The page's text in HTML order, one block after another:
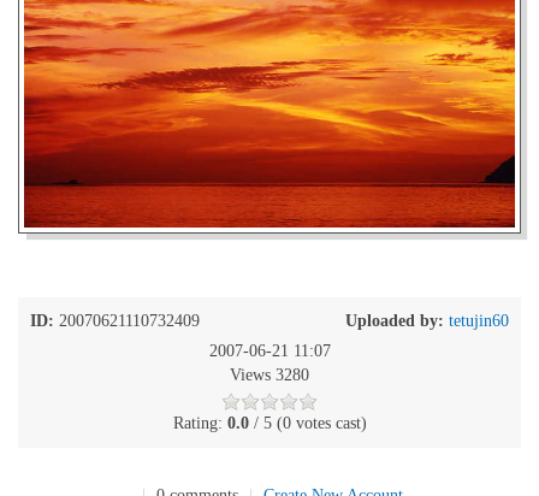
ID: 20070621110732409 Uploaded by: tetujin60
2007-06-21 11:07
Views 3280
Rating: 0.0/ 5 (0 votes cast)